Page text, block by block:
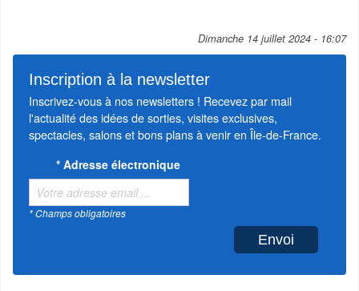
Dimanche 14 juillet 2024 - 16:07
Inscription à la newsletter
Inscrivez-vous à nos newsletters ! Recevez par mail
l'actualité des idées de sorties, visites exclusives,
spectacles, salons et bons plans à venir en Île-de-France.
* Adresse électronique
* Champs obligatoires